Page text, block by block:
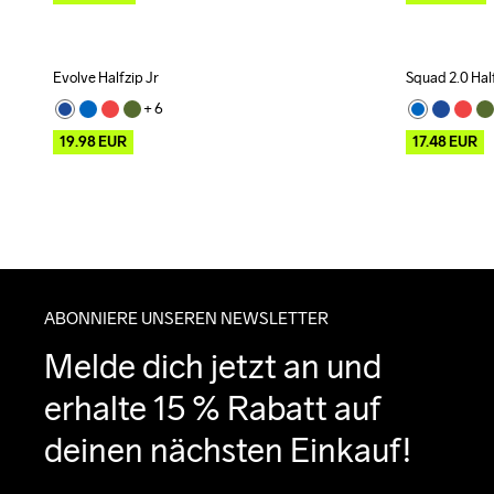
Outlet
Evolve Halfzip Jr
+ 6
19.98EUR
Outlet
Squad 2.0
17.48EUR
ABONNIERE UNSEREN NEWSLETTER
Melde dich jetzt an und
erhalte 15 % Rabatt auf
deinen nächsten Einkauf!